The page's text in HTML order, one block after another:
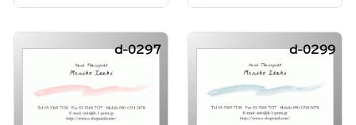
d-0297 d-0299